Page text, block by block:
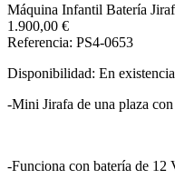
Máquina Infantil Batería
1.900,00 €
Referencia: PS4-0653
Disponibilidad: En
-Mini Jirafa de una plaza
-Funciona con batería de 12